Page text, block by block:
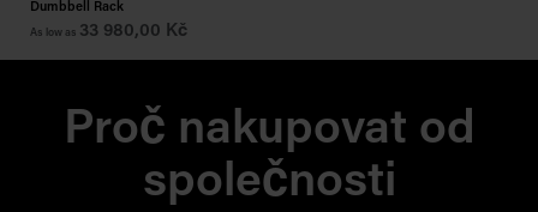
Dumbbell Rack
As low as 33 980,00 Kč
Proč nakupovat od
společnosti